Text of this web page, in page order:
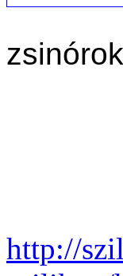
zsinórok
http://